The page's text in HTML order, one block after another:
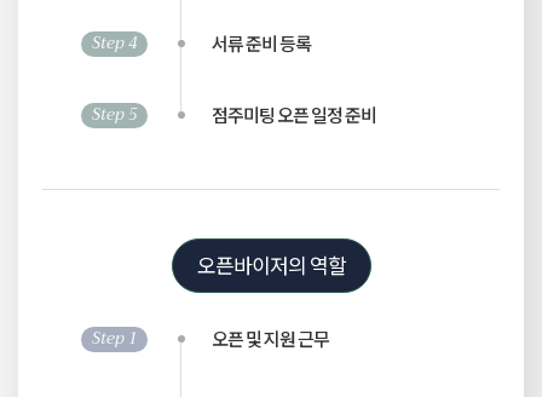
Step 4 서류 준비 등록
Step 5 점주미팅 오픈 일정 준비
오픈바이저의 역할
Step 1 오픈 및 지원 근무